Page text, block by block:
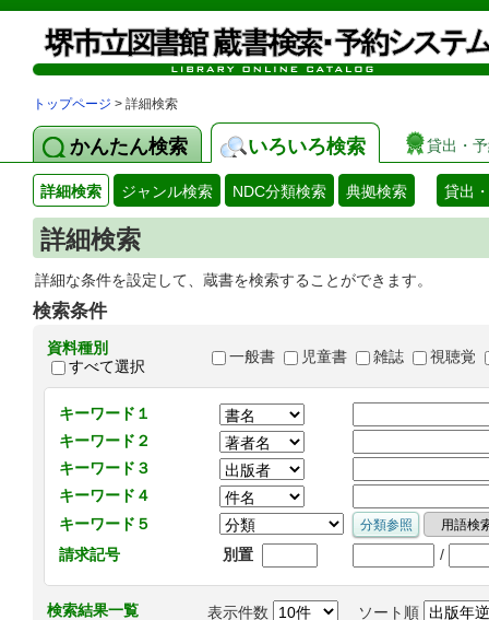
トップページ > 詳細検索
かんたん検索 いろいろ検索 貸出・
詳細検索 ジャンル検索 NDC分類検索 典拠検索 貸出
詳細検索
詳細な条件を設定して、蔵書を検索することができます。
検索条件
資料種別
すべて選択
一般書 児童書 雑誌 視聴覚
キーワード１
キーワード２
キーワード３
キーワード４
キーワード５
請求記号
別置 /
検索結果一覧 表示件数 ソート順